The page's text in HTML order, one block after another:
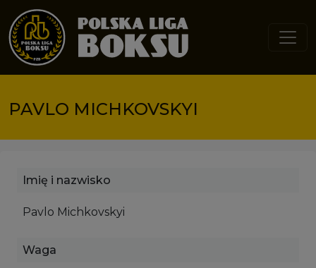
Przejdź do treści
PAVLO MICHKOVSKYI
Imię i nazwisko
Pavlo Michkovskyi
Waga